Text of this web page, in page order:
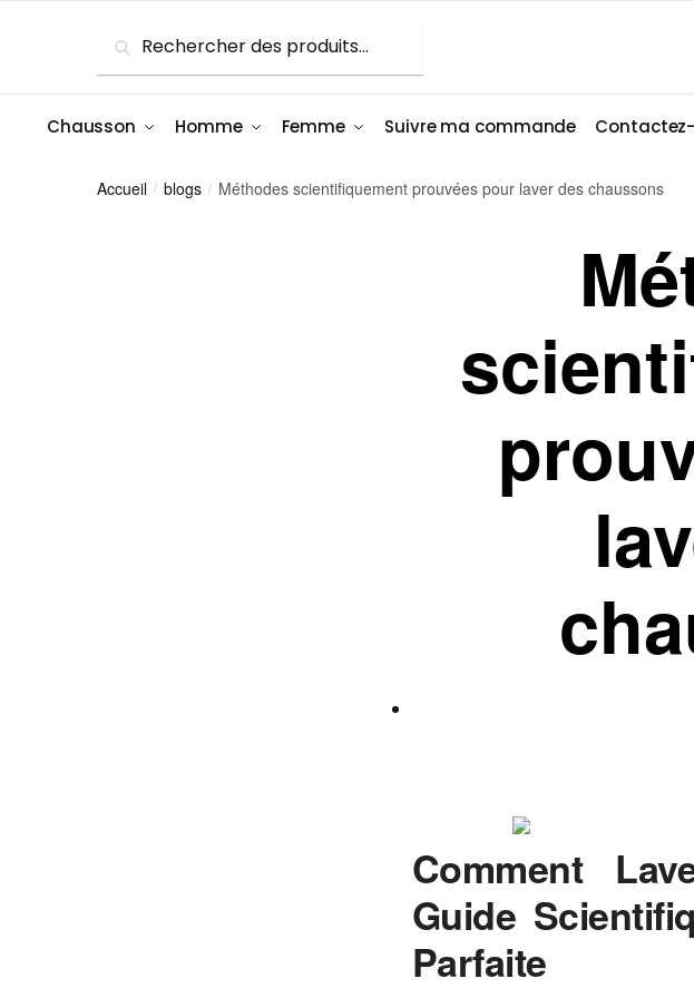
Recherche
Chausson Homme Femme Suivre ma commande
Accueil / blogs / Méthodes scientifiquement prouvées pour laver des chaussons
Comment
Guide
Parfaite